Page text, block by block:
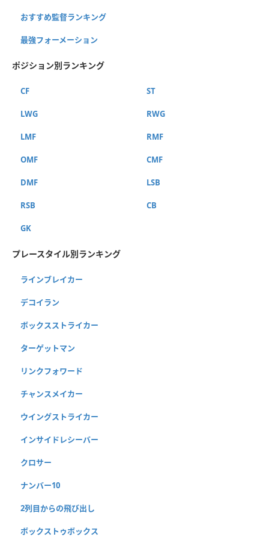
おすすめ監督ランキング
最強フォーメーション
ポジション別ランキング
CF ST
LWG RWG
LMF RMF
OMF CMF
DMF LSB
RSB CB
GK
プレースタイル別ランキング
ラインブレイカー
デコイラン
ボックスストライカー
ターゲットマン
リンクフォワード
チャンスメイカー
ウイングストライカー
インサイドレシーバー
クロサー
ナンバー10
2列目からの飛び出し
ボックストゥボックス